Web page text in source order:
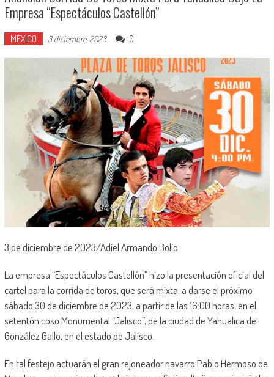
Empresa “Espectáculos Castellón”
MÉXICO 3 diciembre, 2023 0
3 de diciembre de 2023/Adiel Armando Bolio
La empresa “Espectáculos Castellón” hizo la presentación oficial del
cartel para la corrida de toros, que será mixta, a darse el próximo
sábado 30 de diciembre de 2023, a partir de las 16:00 horas, en el
setentón coso Monumental “Jalisco”, de la ciudad de Yahualica de
González Gallo, en el estado de Jalisco.
En tal festejo actuarán el gran rejoneador navarro Pablo Hermoso de